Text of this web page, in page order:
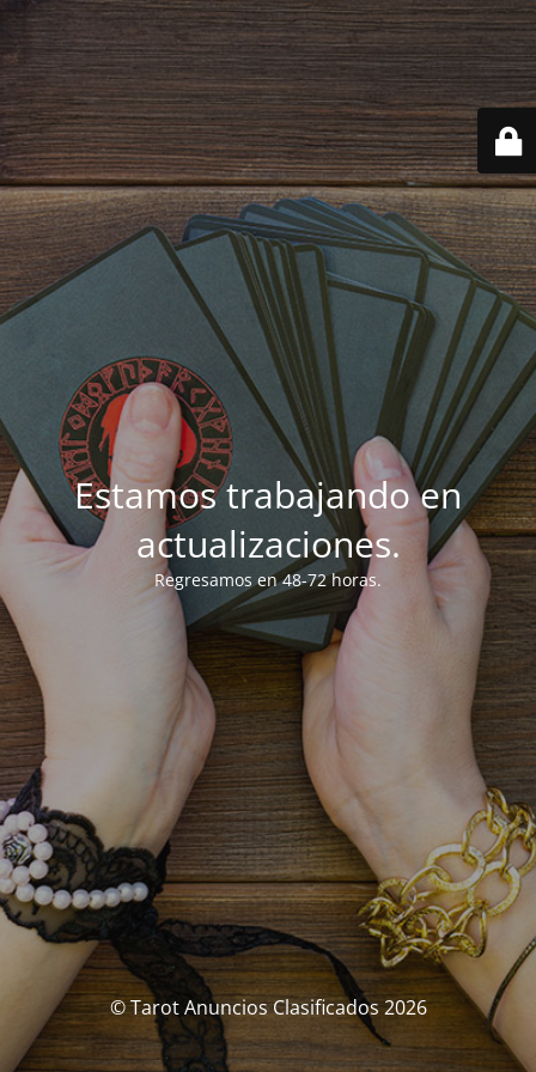
Estamos trabajando en
actualizaciones.
Regresamos en 48-72 horas.
© Tarot Anuncios Clasificados 2026